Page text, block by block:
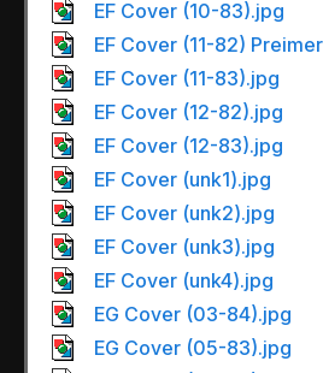
EF Cover (10-83).jpg
EF Cover (11-82)
EF Cover (11-83).jpg
EF Cover (12-82).jpg
EF Cover (12-83).jpg
EF Cover (unk1).jpg
EF Cover (unk2).jpg
EF Cover (unk3).jpg
EF Cover (unk4).jpg
EG Cover (03-84).jpg
EG Cover (05-83).jpg